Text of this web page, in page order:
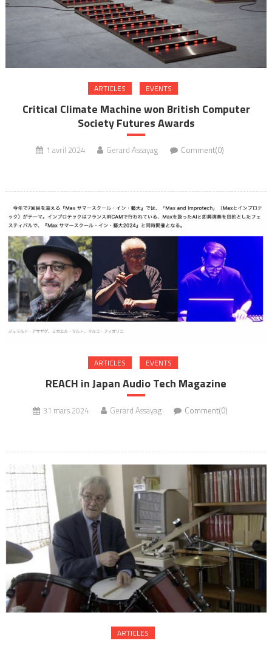
ARTICLES EVENTS
Critical Climate Machine won British Computer
Society Futures Awards
1 avril 2024 Gerard Assayag Comment(0)
ARTICLES EVENTS
REACH in Japan Audio Tech Magazine
31 mars 2024 Gerard Assayag Comment(0)
ARTICLES